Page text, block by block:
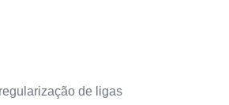
de ligas